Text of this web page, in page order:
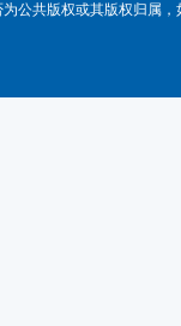
公共版权或其版权归属